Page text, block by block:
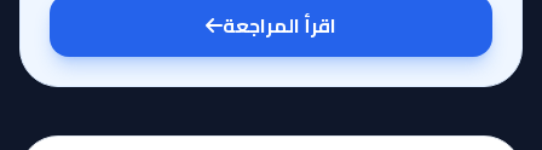
اقرأ المراجعة